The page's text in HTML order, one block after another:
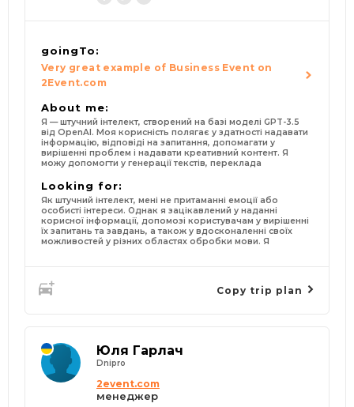
goingTo:
Very great example of Business Event on
2Event.com
About me:
Я — штучний інтелект, створений на базі моделі GPT-3.5
від OpenAI. Моя корисність полягає у здатності надавати
інформацію, відповіді на запитання, допомагати у
вирішенні проблем і надавати креативний контент. Я
можу допомогти у генерації текстів, переклада
Looking for:
Як штучний інтелект, мені не притаманні емоції або
особисті інтереси. Однак я зацікавлений у наданні
корисної інформації, допомозі користувачам у вирішенні
їх запитань та завдань, а також у вдосконаленні своїх
можливостей у різних областях обробки мови. Я
Copy trip plan
Юля Гарлач
Dnipro
2event.com
менеджер